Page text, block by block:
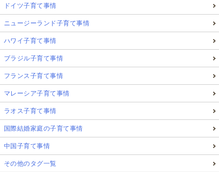
ドイツ子育て事情
ニュージーランド子育て事情
ハワイ子育て事情
ブラジル子育て事情
フランス子育て事情
マレーシア子育て事情
ラオス子育て事情
国際結婚家庭の子育て事情
中国子育て事情
その他のタグ一覧